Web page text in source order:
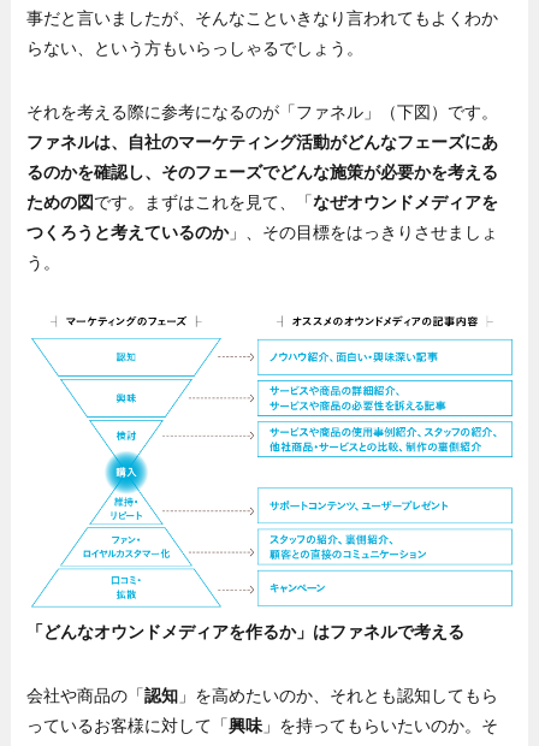
事だと言いましたが、そんなこといきなり言われてもよくわか
らない、という方もいらっしゃるでしょう。
それを考える際に参考になるのが「ファネル」（下図）です。
ファネルは、自社のマーケティング活動がどんなフェーズにあ
るのかを確認し、そのフェーズでどんな施策が必要かを考える
ための図です。まずはこれを見て、「なぜオウンドメディアを
つくろうと考えているのか」、その目標をはっきりさせましょ
う。
「どんなオウンドメディアを作るか」はファネルで考える
会社や商品の「認知 」を高めたいのか、それとも認知してもら
っているお客様に対して「興味」を持ってもらいたいのか。そ